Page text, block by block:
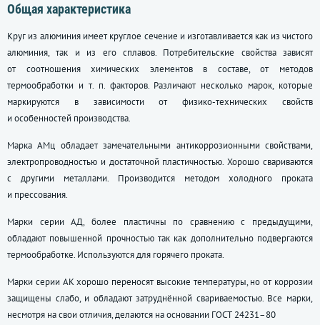
Общая характеристика
Круг из алюминия имеет круглое сечение и изготавливается как из чистого
алюминия, так и из его сплавов. Потребительские свойства зависят
от соотношения химических элементов в составе, от методов
термообработки и т. п.факторов. Различают несколько марок, которые
маркируются в зависимости от физико-технических свойств
и особенностей производства.
Марка АМц обладает замечательными антикоррозионными свойствами,
электропроводностью и достаточной пластичностью. Хорошо свариваются
с другими металлами. Производится методом холодного проката
и прессования.
Марки серии АД, более пластичны по сравнению с предыдущими,
обладают повышенной прочностью так как дополнительно подвергаются
термообработке. Используются для горячего проката.
Марки серии АК хорошо переносят высокие температуры, но от коррозии
защищены слабо, и обладают затруднённой свариваемостью. Все марки,
несмотря на свои отличия, делаются на основании ГОСТ 24231–80